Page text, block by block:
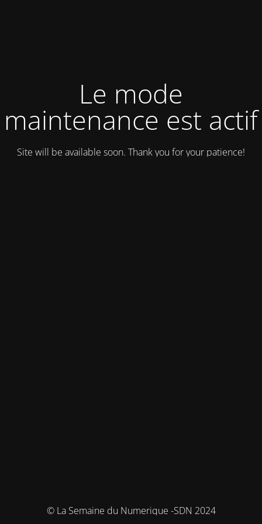
Le mode
maintenance est actif
Site will be available soon. Thank you for your patience!
© La Semaine du Numerique -SDN 2024